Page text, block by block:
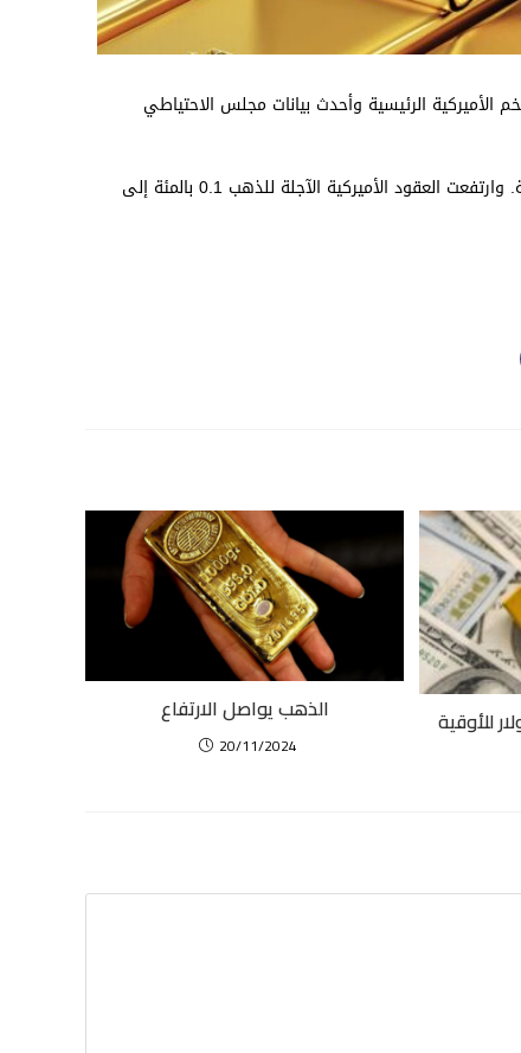
الأميركية الرئيسية وأحدث بيانات مجلس الاحتياطي
وانخفض الذهب في المعاملات الفورية 0.2 بالمئة إلى 2311.80 دولار للأونصة. وارتفعت العقود الأميركية الآجلة للذهب 0.1 بالمئة إلى
الذهب يواصل الارتفاع
20/11/2024